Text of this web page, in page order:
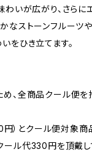
わいが広がり、さらに
なストーンフルーツ
をひき立てます。
、全商品クール便を
）とクール便対象商
ル代330円を頂戴し